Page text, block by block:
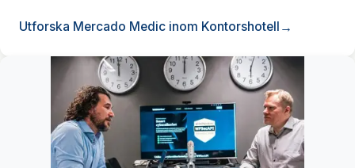
Utforska Mercado Medic inom Kontorshotell